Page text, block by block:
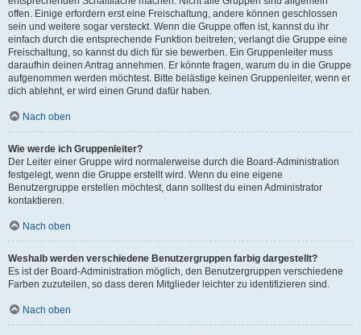
offen. Einige erfordern erst eine Freischaltung, andere können geschlossen
sein und weitere sogar versteckt. Wenn die Gruppe offen ist, kannst du ihr
einfach durch die entsprechende Funktion beitreten; verlangt die Gruppe eine
Freischaltung, so kannst du dich für sie bewerben. Ein Gruppenleiter muss
daraufhin deinen Antrag annehmen. Er könnte fragen, warum du in die Gruppe
aufgenommen werden möchtest. Bitte belästige keinen Gruppenleiter, wenn er
dich ablehnt, er wird einen Grund dafür haben.
Nach oben
Wie werde ich Gruppenleiter?
Der Leiter einer Gruppe wird normalerweise durch die Board-Administration
festgelegt, wenn die Gruppe erstellt wird. Wenn du eine eigene
Benutzergruppe erstellen möchtest, dann solltest du einen Administrator
kontaktieren.
Nach oben
Weshalb werden verschiedene Benutzergruppen farbig dargestellt?
Es ist der Board-Administration möglich, den Benutzergruppen verschiedene
Farben zuzuteilen, so dass deren Mitglieder leichter zu identifizieren sind.
Nach oben